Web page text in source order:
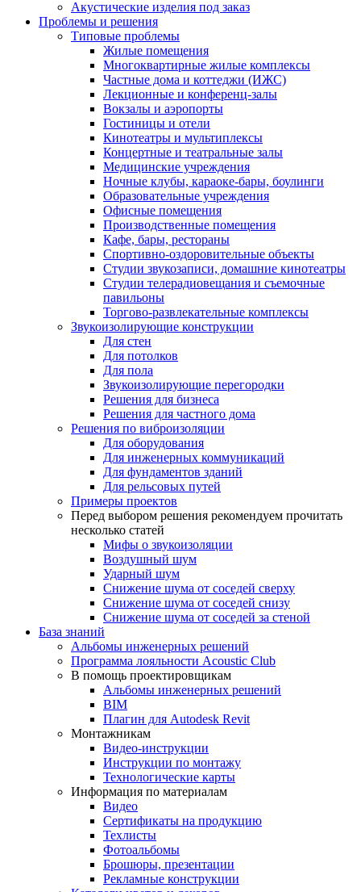
Акустические изделия под заказ
Проблемы и решения
Типовые проблемы
Жилые помещения
Многоквартирные жилые комплексы
Частные дома и коттеджи (ИЖС)
Лекционные и конференц-залы
Вокзалы и аэропорты
Гостиницы и отели
Кинотеатры и мультиплексы
Концертные и театральные залы
Медицинские учреждения
Ночные клубы, караоке-бары, боулинги
Образовательные учреждения
Офисные помещения
Производственные помещения
Кафе, бары, рестораны
Спортивно-оздоровительные объекты
Студии звукозаписи, домашние кинотеатры
Студии телерадиовещания и съемочные
павильоны
Торгово-развлекательные комплексы
Звукоизолирующие конструкции
Для стен
Для потолков
Для пола
Звукоизолирующие перегородки
Решения для бизнеса
Решения для частного дома
Решения по виброизоляции
Для оборудования
Для инженерных коммуникаций
Для фундаментов зданий
Для рельсовых путей
Примеры проектов
Перед выбором решения рекомендуем прочитать
несколько статей
Мифы о звукоизоляции
Воздушный шум
Ударный шум
Снижение шума от соседей сверху
Снижение шума от соседей снизу
Снижение шума от соседей за стеной
База знаний
Альбомы инженерных решений
Программа лояльности Acoustic Club
В помощь проектировщикам
Альбомы инженерных решений
BIM
Плагин для Autodesk Revit
Монтажникам
Видео-инструкции
Инструкции по монтажу
Технологические карты
Информация по материалам
Видео
Сертификаты на продукцию
Техлисты
Фотоальбомы
Брошюры, презентации
Рекламные конструкции